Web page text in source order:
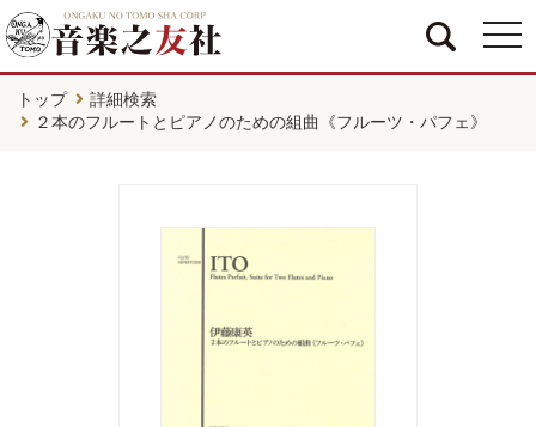
トップ
詳細検索
２本のフルートとピアノのための組曲《フルーツ・パフェ》